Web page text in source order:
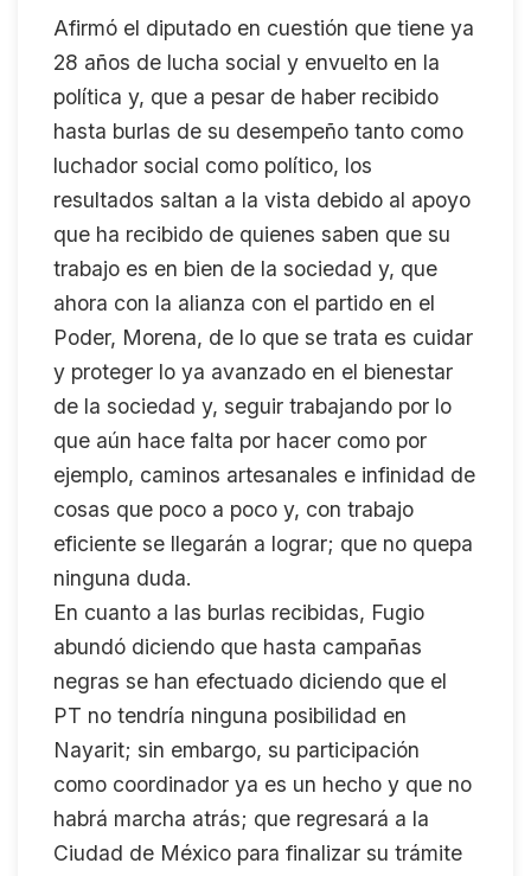
Afirmó el diputado en cuestión que tiene ya
28 años de lucha social y envuelto en la
política y, que a pesar de haber recibido
hasta burlas de su desempeño tanto como
luchador social como político, los
resultados saltan a la vista debido al apoyo
que ha recibido de quienes saben que su
trabajo es en bien de la sociedad y, que
ahora con la alianza con el partido en el
Poder, Morena, de lo que se trata es cuidar
y proteger lo ya avanzado en el bienestar
de la sociedad y, seguir trabajando por lo
que aún hace falta por hacer como por
ejemplo, caminos artesanales e infinidad de
cosas que poco a poco y, con trabajo
eficiente se llegarán a lograr; que no quepa
ninguna duda.
En cuanto a las burlas recibidas, Fugio
abundó diciendo que hasta campañas
negras se han efectuado diciendo que el
PT no tendría ninguna posibilidad en
Nayarit; sin embargo, su participación
como coordinador ya es un hecho y que no
habrá marcha atrás; que regresará a la
Ciudad de México para finalizar su trámite